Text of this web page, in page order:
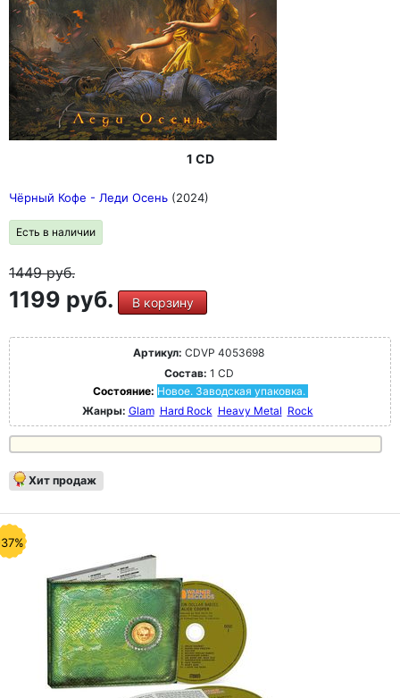
1 CD
Чёрный Кофе - Леди Осень (2024)
Есть в наличии
1449руб.
1199 руб. В корзину
Артикул: CDVP 4053698
Состав: 1 CD
Состояние: Новое. Заводская упаковка.
Жанры: Glam Hard Rock Heavy Metal Rock
Хит продаж